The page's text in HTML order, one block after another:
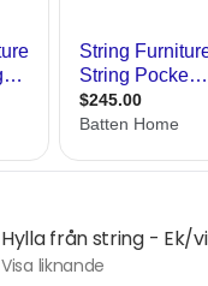
Hylla från string - Ek/
Visa liknande